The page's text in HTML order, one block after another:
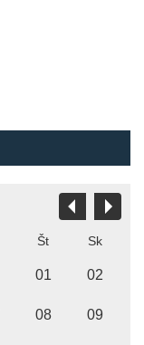
Št Sk
01 02
08 09